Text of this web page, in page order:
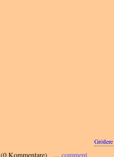
(0 Kommentare) ... comment